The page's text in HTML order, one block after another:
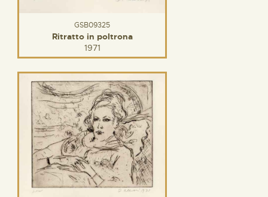
GSB09325
Ritratto in poltrona
1971